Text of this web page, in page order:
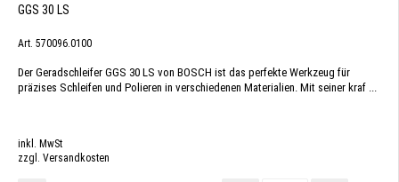
GGS 30 LS
Art. 570096.0100
Der Geradschleifer GGS 30 LS von BOSCH ist das perfekte Werkzeug für
präzises Schleifen und Polieren in verschiedenen Materialien. Mit seiner kraf ...
inkl. MwSt
zzgl. Versandkosten